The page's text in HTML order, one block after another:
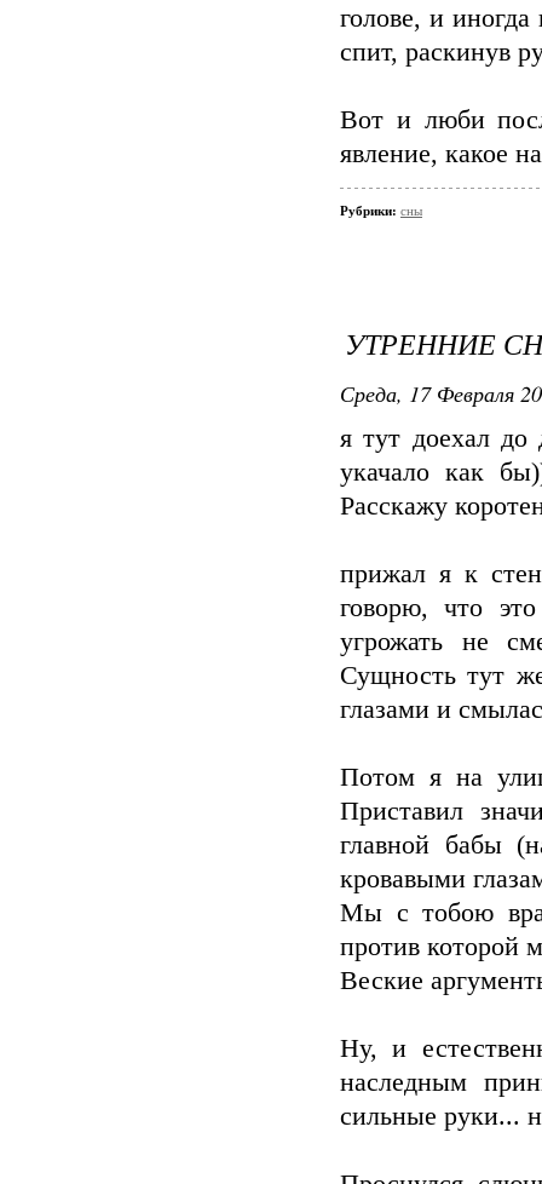
голове, и
спит, раскинув
Вот и люби
явление, какое
Рубрики: сны
УТРЕННИЕ
Среда, 17 Февраля
я тут доехал до
укачало как
Расскажу
прижал я к
говорю, что
угрожать не
Сущность тут
глазами и
Потом я на
Приставил
главной бабы
кровавыми
Мы с тобою
против которой
Веские
Ну, и
наследным
сильные руки...